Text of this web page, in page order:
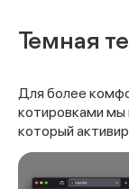
Темная
Для более
котировками
который